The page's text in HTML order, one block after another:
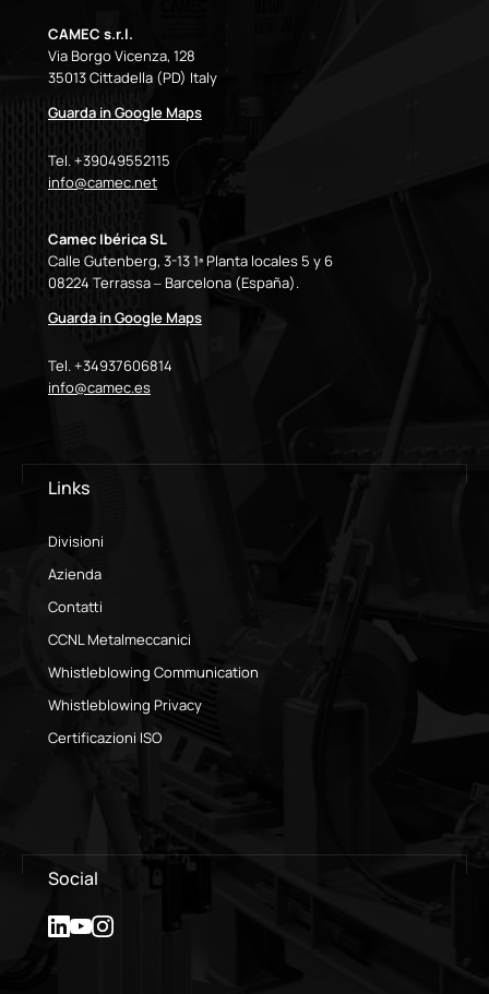
CAMEC s.r.l.
Via Borgo Vicenza, 128
35013 Cittadella (PD) Italy
Guarda in Google Maps
Tel. +39049552115
info@camec.net
Camec Ibérica SL
Calle Gutenberg, 3-13 1ª Planta locales 5 y 6
08224 Terrassa – Barcelona (España).
Guarda in Google Maps
Tel. +34937606814
info@camec.es
Links
Divisioni
Azienda
Contatti
CCNL Metalmeccanici
Whistleblowing Communication
Whistleblowing Privacy
Certificazioni ISO
Social